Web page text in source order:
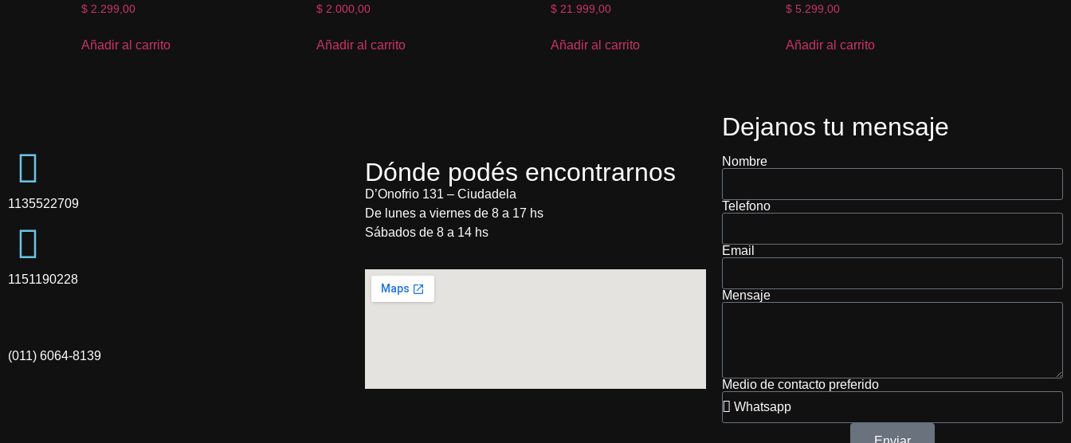
$ 2.299,00
Añadir al carrito
$2.000,00
Añadir al carrito
$ 21.999,00
Añadir al carrito
$ 5.299,00
Añadir al carrito
1135522709
1151190228
(011) 6064-8139
Dónde podés encontrarnos
D’Onofrio 131 – Ciudadela
De lunes a viernes de 8 a 17 hs
Sábados de 8 a 14 hs
Dejanos tu mensaje
Nombre
Telefono
Email
Mensaje
Medio de contacto preferido